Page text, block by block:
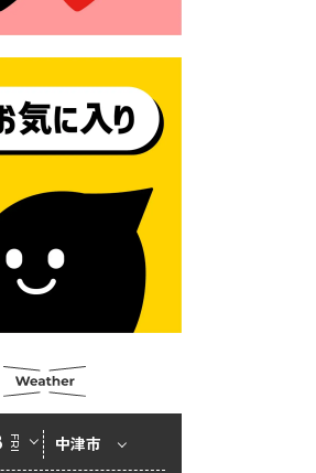
則尾育英会奨学生募
18日 セアカゴケグ
意ください！
指定
月10日 令和８年経済
-活動調査
月9日 令和８年第３
一般質問一覧表」
月5日 新婚世帯の家
2日 戸籍に氏名の
記載されます
FRI 中津市